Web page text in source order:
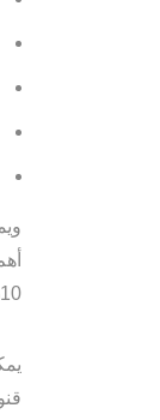
10% على كافة المنتجات حتى المخفض منها.